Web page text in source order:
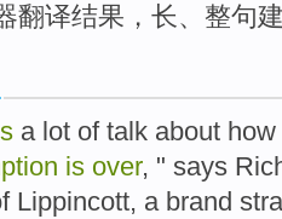
翻译结果，长、整句
a lot of talk about
is over, " says
Lippincott, a brand